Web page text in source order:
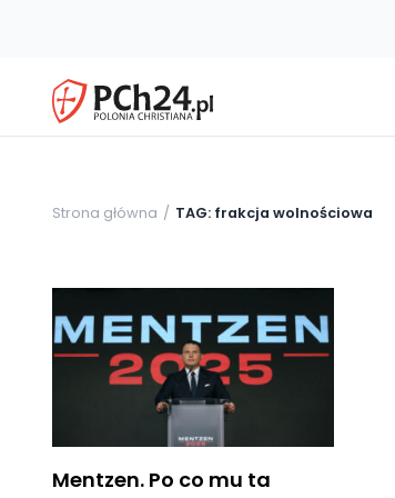
Strona główna TAG: frakcja wolnościowa
Mentzen. Po co mu ta